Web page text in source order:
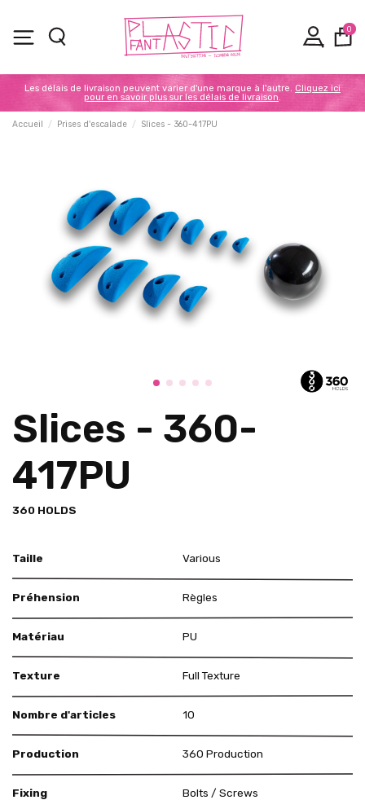
0
Les délais de livraison peuvent varier d'une marque à l'autre. Cliquez ici
pour en savoir plus sur les délais de livraison.
Accueil Prises d'escalade Slices - 360-417PU
Slices - 360-
417PU
360 HOLDS
Taille Various
Préhension Règles
Matériau PU
Texture Full Texture
Nombre d'articles 10
Production 360 Production
Fixing Bolts / Screws